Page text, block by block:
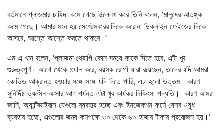
বর্তমানে প্লাজমার চাহিদা কমে গেছে উল্লেখ করে তিনি বলেন, ‘মানুষের আতঙ্ক
কমে গেছে। আমার মনে হয় সেপ্টেম্বরের দিকে করোনা ডিক্লাইন ফেইজের দিকে
আসবে, আস্তে আস্তে কমতে থাকবে।’
এম এ খান বলেন, ‘প্লাজমা থেরাপি কোন সময়ে কাকে দিতে হবে, এটা খুব
গুরুত্বপূর্ণ। আগে থেকে প্ল্যান করে, বয়স্ক রোগী যারা রয়েছেন, তাদের যদি আমরা
কোভিড আক্রান্ত হওয়ার সঙ্গে সঙ্গে যদি দিতে পারি, এটা হলো উত্তম। কারণ
সুনির্দিষ্ট ভ্যাক্সিন আসার আগ পর্যন্ত এটা খুব কার্যকর চিকিৎসা পদ্ধতি। কারণ আমরা
জানি, অ্যান্টিভাইরাস যেগুলো ব্যবহার হচ্ছে এবং ইনজেকশন ফর্মে যেসব ওষুধ
ব্যবহার হচ্ছে, এগুলোর জন্য কমপক্ষে ৩০ থেকে ৬০ হাজার টাকার প্রয়োজন হয়।’